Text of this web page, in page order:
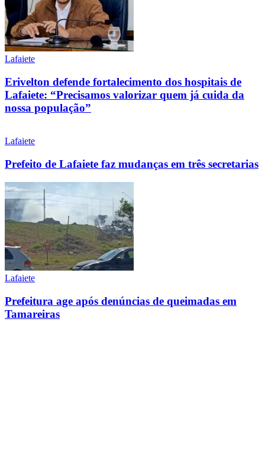
Lafaiete
Erivelton defende fortalecimento dos hospitais de
Lafaiete: “Precisamos valorizar quem já cuida da
nossa população”
Lafaiete
Prefeito de Lafaiete faz mudanças em três secretarias
Lafaiete
Prefeitura age após denúncias de queimadas em
Tamareiras